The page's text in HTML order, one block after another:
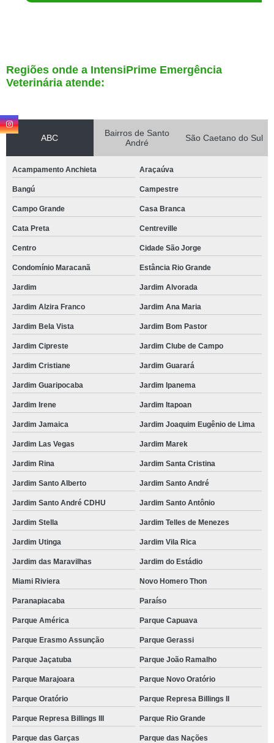
Regiões onde a IntensiPrime Emergência
Veterinária atende:
ABC
Bairros de Santo
André
São Caetano do Sul
Acampamento Anchieta Araçaúva
Bangú Campestre
Campo Grande Casa Branca
Cata Preta Centreville
Centro Cidade São Jorge
Condomínio Maracanã Estância Rio Grande
Jardim Jardim Alvorada
Jardim Alzira Franco Jardim Ana Maria
Jardim Bela Vista Jardim Bom Pastor
Jardim Cipreste Jardim Clube de Campo
Jardim Cristiane Jardim Guarará
Jardim Guaripocaba Jardim Ipanema
Jardim Irene Jardim Itapoan
Jardim Jamaica Jardim Joaquim Eugênio de Lima
Jardim Las Vegas Jardim Marek
Jardim Rina Jardim Santa Cristina
Jardim Santo Alberto Jardim Santo André
Jardim Santo André CDHU Jardim Santo Antônio
Jardim Stella Jardim Telles de Menezes
Jardim Utinga Jardim Vila Rica
Jardim das Maravilhas Jardim do Estádio
Miami Riviera Novo Homero Thon
Paranapiacaba Paraíso
Parque América Parque Capuava
Parque Erasmo Assunção Parque Gerassi
Parque Jaçatuba Parque João Ramalho
Parque Marajoara Parque Novo Oratório
Parque Oratório Parque Represa Billings II
Parque Represa Billings III Parque Rio Grande
Parque das Garças Parque das Nações